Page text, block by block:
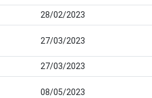
28/02/2023
27/03/2023
27/03/2023
08/05/2023